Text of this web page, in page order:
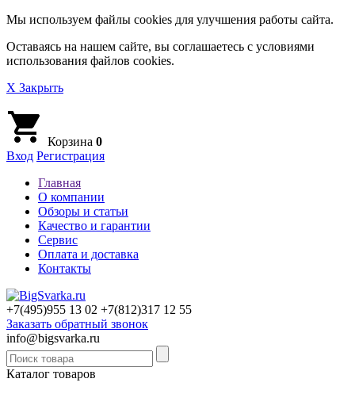
Мы используем файлы cookies для улучшения работы сайта.
Оставаясь на нашем сайте, вы соглашаетесь с условиями
использования файлов cookies.
X Закрыть
Корзина 0
Вход Регистрация
Главная
О компании
Обзоры и статьи
Качество и гарантии
Сервис
Оплата и доставка
Контакты
+7(495)955 13 02 +7(812)317 12 55
Заказать обратный звонок
info@bigsvarka.ru
Каталог товаров